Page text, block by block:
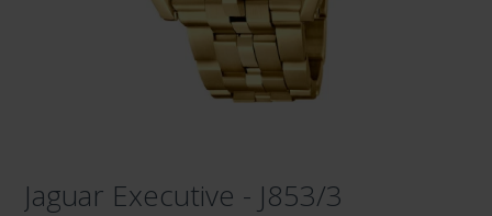
Jaguar Executive - J853/3